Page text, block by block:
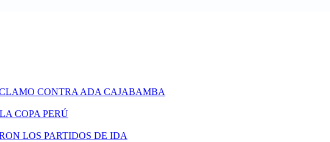
CONTRA ADA CAJABAMBA
COPA PERÚ
LOS PARTIDOS DE IDA